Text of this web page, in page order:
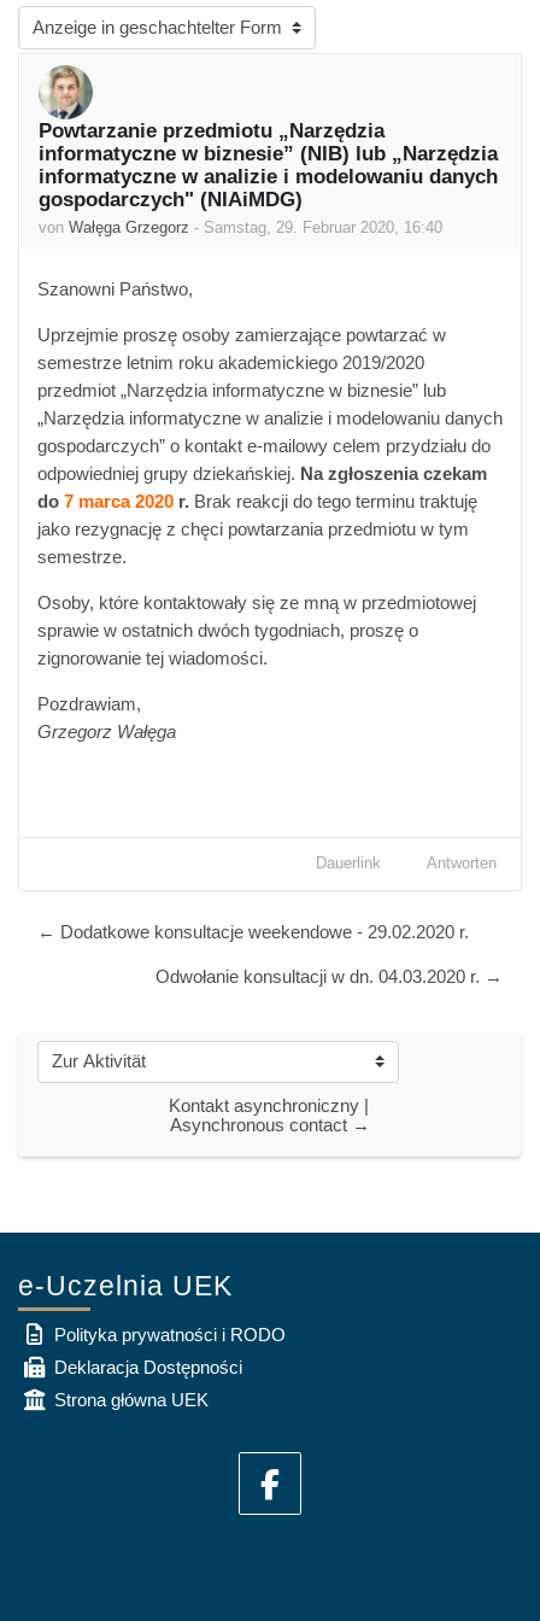
Anzeigemodus
Powtarzanie przedmiotu „Narzędzia
informatyczne w biznesie” (NIB) lub „Narzędzia
informatyczne w analizie i modelowaniu danych
gospodarczych" (NIAiMDG)
von Wałęga Grzegorz - Samstag, 29. Februar 2020, 16:40
Anzahl Antworten: 0
Szanowni Państwo,
Uprzejmie proszę osoby zamierzające powtarzać w
semestrze letnim roku akademickiego 2019/2020
przedmiot „Narzędzia informatyczne w biznesie” lub
„Narzędzia informatyczne w analizie i modelowaniu danych
gospodarczych” o kontakt e-mailowy celem przydziału do
odpowiedniej grupy dziekańskiej. Na zgłoszenia czekam
do 7 marca 2020 r. Brak reakcji do tego terminu traktuję
jako rezygnację z chęci powtarzania przedmiotu w tym
semestrze.
Osoby, które kontaktowały się ze mną w przedmiotowej
sprawie w ostatnich dwóch tygodniach, proszę o
zignorowanie tej wiadomości.
Pozdrawiam,
Grzegorz Wałęga
Dauerlink Antworten
← Dodatkowe konsultacje weekendowe - 29.02.2020 r.
Odwołanie konsultacji w dn. 04.03.2020 r. →
Zur Aktivität
Kontakt asynchroniczny |
Asynchronous contact →
e-Uczelnia UEK
Polityka prywatności i RODO
Deklaracja Dostępności
Strona główna UEK